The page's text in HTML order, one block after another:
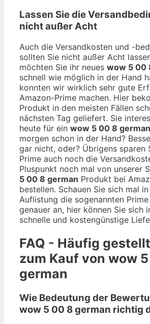
Lassen Sie die
nicht außer Acht
Auch die Versandkosten und -
sollten Sie nicht außer Acht
möchten Sie ihr neues wow 5 00
schnell wie möglich in der Hand
konnten wir wirklich sehr gute
Amazon-Prime machen. Hier
Produkt in den meisten Fällen
nächsten Tag geliefert. Sie
heute für ein wow 5 00 8 german
morgen schon in der Hand?
gar nicht, oder? Übrigens sparen
Prime auch noch die
Pluspunkt noch mal von unserer
5 00 8 german Produkt bei
bestellen. Schauen Sie sich mal
Auflistung die sogenannten
genauer an, hier können Sie sich
schnelle und kostengünstige
FAQ - Häufig
zum Kauf von wow
german
Wie Bedeutung der
wow 5 00 8 german richtig